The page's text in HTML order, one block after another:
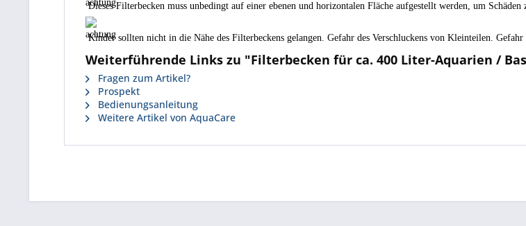
Dieses Filterbecken muss unbedingt auf einer ebenen und horizontalen Fläche aufgestellt werden, um
Kinder sollten nicht in die Nähe des Filterbeckens gelangen. Gefahr des Verschluckens von Kleinteilen. Gefahr
Weiterführende Links zu "Filterbecken für ca. 400 Liter-Aquarien /
Fragen zum Artikel?
Prospekt
Bedienungsanleitung
Weitere Artikel von AquaCare